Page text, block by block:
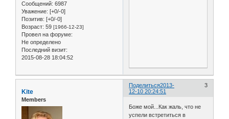
Сообщений: 6987
Уважение: [+0/-0]
Позитив: [+0/-0]
Возраст: 59 [1966-12-23]
Провел на форуме:
Не определено
Последний визит:
2015-08-28 18:04:52
Поделиться 3
2013-
12-10 20:24:51
Kite
Members
Боже мой...Как жаль, что не
успели встретиться в